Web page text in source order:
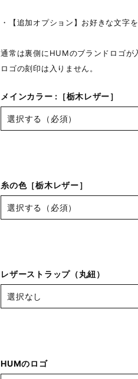
・【追加オプション】お好きな文字
通常は裏側にHUMのブランドロゴが
ロゴの刻印は入りません。
メインカラー :［栃木レザー］
糸の色［栃木レザー］
レザーストラップ（丸紐）
HUMのロゴ